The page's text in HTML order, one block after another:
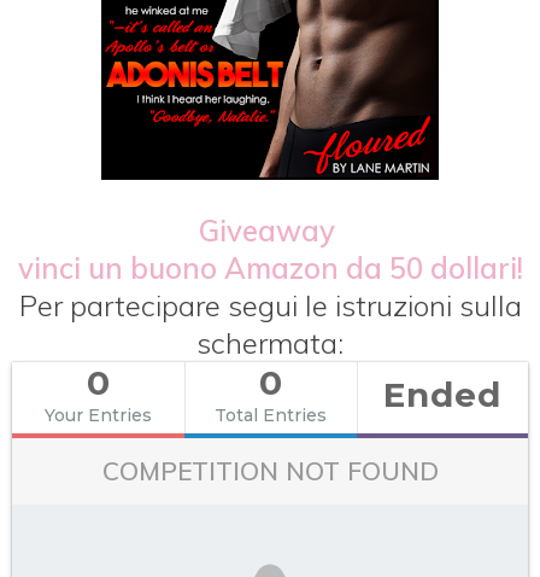
Giveaway
vinci un buono Amazon da 50 dollari!
Per partecipare segui le istruzioni sulla
schermata:
0
Your Entries
0
Total Entries Ended
COMPETITION NOT FOUND